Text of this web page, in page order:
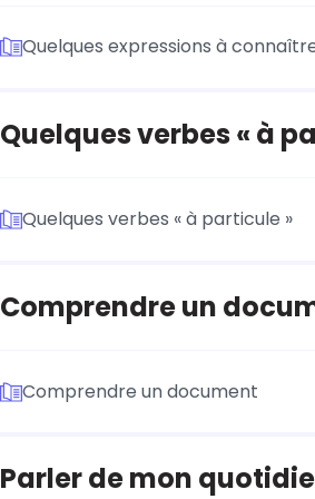
Quelques expressions à
Quelques verbes « à
Quelques verbes « à particule »
Comprendre un
Comprendre un document
Parler de mon